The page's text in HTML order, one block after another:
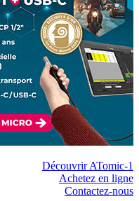
Découvrir ATomic-1
Achetez en ligne
Contactez-nous